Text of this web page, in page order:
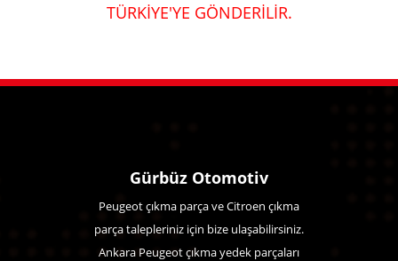
TÜRKİYE'YE GÖNDERİLİR.
Gürbüz Otomotiv
Peugeot çıkma parça ve Citroen çıkma
parça talepleriniz için bize ulaşabilirsiniz.
Ankara Peugeot çıkma yedek parçaları